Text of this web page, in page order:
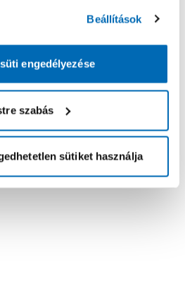
Beállítások
engedélyezése
szabás
sütiket használja